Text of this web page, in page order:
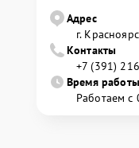
Адрес
г.
Контакты
+7 (391)
Время работы
Работаем с